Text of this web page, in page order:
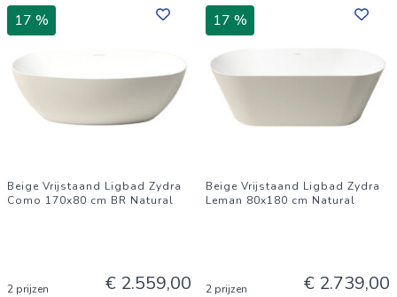
17 %
Beige Vrijstaand Ligbad Zydra
Como 170x80 cm BR Natural
2 prijzen € 2.559,00
17 %
Beige Vrijstaand Ligbad Zydra
Leman 80x180 cm Natural
2 prijzen € 2.739,00